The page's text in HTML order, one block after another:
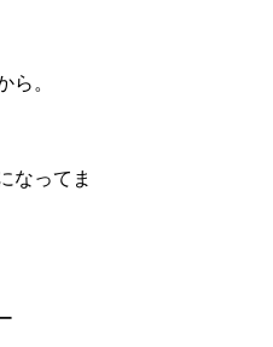
ら。
なってま